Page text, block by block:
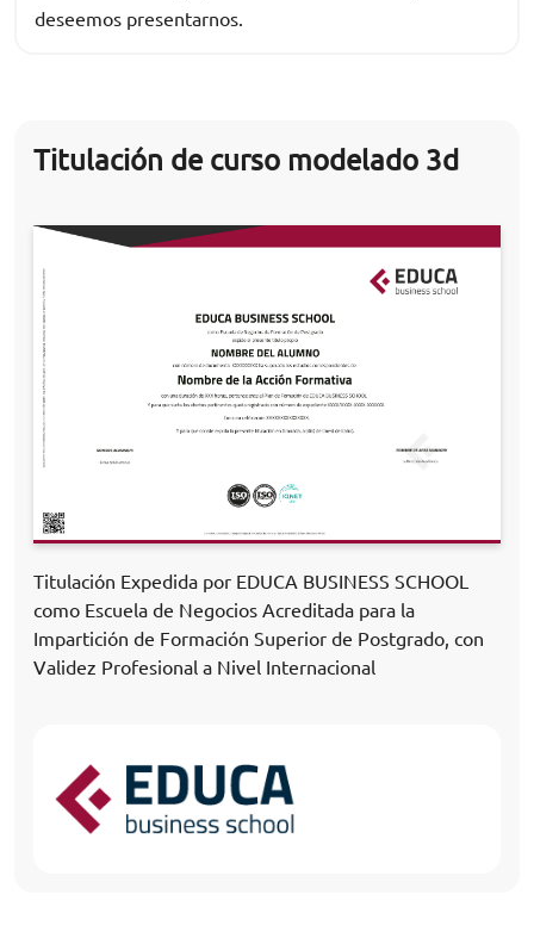
deseemos presentarnos.
Titulación de curso modelado 3d
Titulación Expedida por EDUCA BUSINESS SCHOOL
como Escuela de Negocios Acreditada para la
Impartición de Formación Superior de Postgrado, con
Validez Profesional a Nivel Internacional